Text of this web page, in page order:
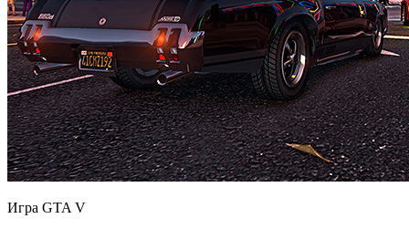
Игра GTA V